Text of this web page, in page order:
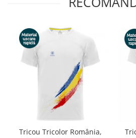
Tricou Tricolor România,